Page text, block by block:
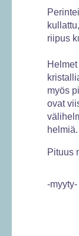
riipus
myös
ovat
helmiä.
Pituus
-myyty-